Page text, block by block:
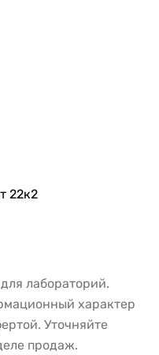
22к2
лабораторий.
характер
Уточняйте
продаж.